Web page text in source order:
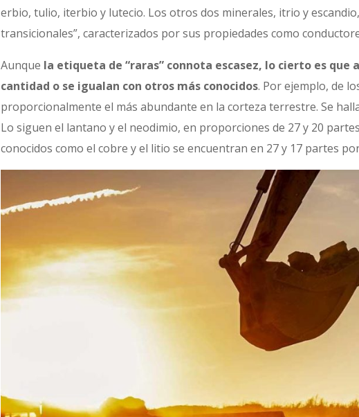
erbio, tulio, iterbio y lutecio. Los otros dos minerales, itrio y
transicionales”, caracterizados por sus propiedades como
Aunque la etiqueta de “raras” connota escasez, lo cierto es que
cantidad o se igualan con otros más conocidos. Por ejemplo, de
proporcionalmente el más abundante en la corteza terrestre. Se
Lo siguen el lantano y el neodimio, en proporciones de 27 y 20
conocidos como el cobre y el litio se encuentran en 27 y 17 partes